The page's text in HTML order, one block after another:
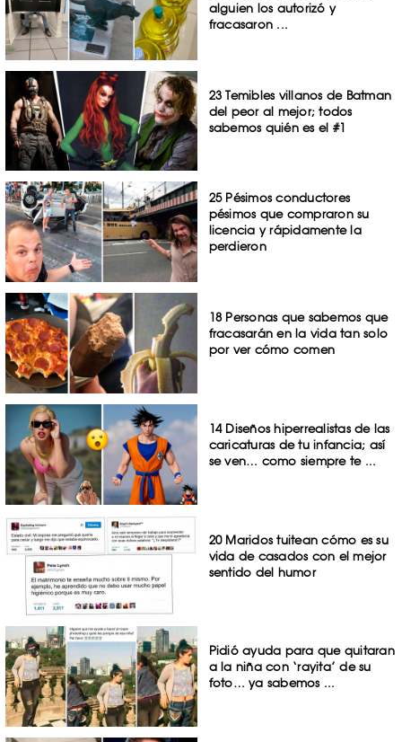
alguien los autorizó y
fracasaron ...
23 Temibles villanos de Batman
del peor al mejor; todos
sabemos quién es el #1
25 Pésimos conductores
pésimos que compraron su
licencia y rápidamente la
perdieron
18 Personas que sabemos que
fracasarán en la vida tan solo
por ver cómo comen
14 Diseños hiperrealistas de las
caricaturas de tu infancia; así
se ven… como siempre te ...
20 Maridos tuitean cómo es su
vida de casados con el mejor
sentido del humor
Pidió ayuda para que quitaran
a la niña con ‘rayita’ de su
foto… ya sabemos ...